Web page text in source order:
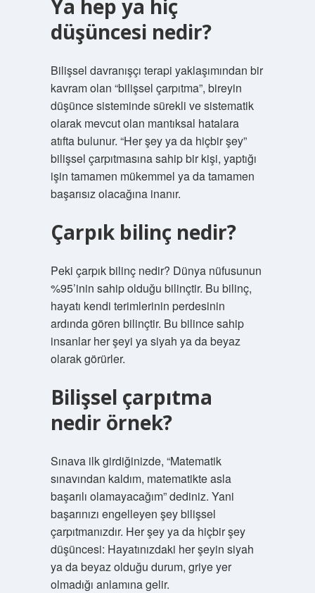
Ya hep ya hiç
düşüncesi nedir?
Bilişsel davranışçı terapi yaklaşımından bir
kavram olan “bilişsel çarpıtma”, bireyin
düşünce sisteminde sürekli ve sistematik
olarak mevcut olan mantıksal hatalara
atıfta bulunur. “Her şey ya da hiçbir şey”
bilişsel çarpıtmasına sahip bir kişi, yaptığı
işin tamamen mükemmel ya da tamamen
başarısız olacağına inanır.
Çarpık bilinç nedir?
Peki çarpık bilinç nedir? Dünya nüfusunun
%95’inin sahip olduğu bilinçtir. Bu bilinç,
hayatı kendi terimlerinin perdesinin
ardında gören bilinçtir. Bu bilince sahip
insanlar her şeyi ya siyah ya da beyaz
olarak görürler.
Bilişsel çarpıtma
nedir örnek?
Sınava ilk girdiğinizde, “Matematik
sınavından kaldım, matematikte asla
başarılı olamayacağım” dediniz. Yani
başarınızı engelleyen şey bilişsel
çarpıtmanızdır. Her şey ya da hiçbir şey
düşüncesi: Hayatınızdaki her şeyin siyah
ya da beyaz olduğu durum, griye yer
olmadığı anlamına gelir.